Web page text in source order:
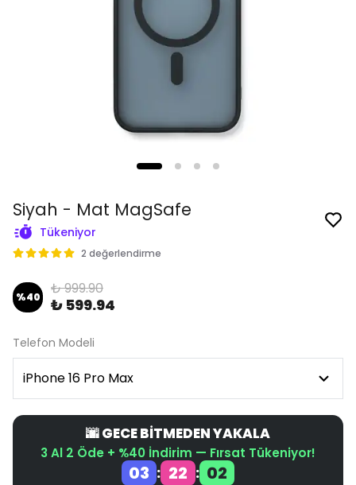
Siyah - Mat MagSafe
Tükeniyor
2 değerlendirme
%40 ₺ 999.90
₺ 599.94
Telefon Modeli
🌆 GECE BİTMEDEN YAKALA
3 Al 2 Öde + %40 İndirim — Fırsat Tükeniyor!
03 : 22 : 02